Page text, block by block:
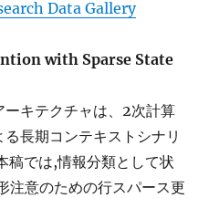
Data Gallery
with Sparse State
ーキテクチャは、2次計算
長期コンテキストシナリ
稿では,情報分類として状
注意のための行スパース更